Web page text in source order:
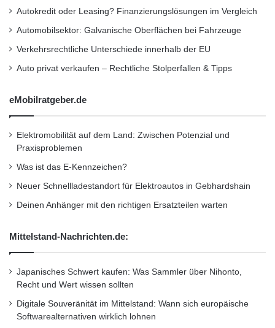
Commodore C Krankenwagen sowie der für
den Besuch des holländischen Königspaares
2013 in Rüsselsheim orange folierte Cascada
auf Tour.
Die Creme 21-Ausfahrt bricht mit den
Gleichmäßigkeitsprüfungen und
Durchschnittsgeschwindigkeit spielen hier
keine Rolle. Dafür sorgen automobil-
spezifische Wissensspiele und teils sehr
schräge Sonderprüfungen für viel Vergnügen
bei den Teilnehmern. Das bunte Starterfeld
steuert auf den Etappen daher Ziele wie die
Hubschraubermuseum in Bückeburg oder
Autokredit oder Leasing? Finanzierungslösungen im Vergleich
Automobilsektor: Galvanische Oberflächen bei Fahrzeuge
Verkehrsrechtliche Unterschiede innerhalb der EU
Auto privat verkaufen – Rechtliche Stolperfallen & Tipps
eMobilratgeber.de
Elektromobilität auf dem Land: Zwischen Potenzial und
Praxisproblemen
Was ist das E-Kennzeichen?
Neuer Schnellladestandort für Elektroautos in Gebhardshain
Deinen Anhänger mit den richtigen Ersatzteilen warten
Mittelstand-Nachrichten.de:
Japanisches Schwert kaufen: Was Sammler über Nihonto,
Recht und Wert wissen sollten
Digitale Souveränität im Mittelstand: Wann sich europäische
Softwarealternativen wirklich lohnen